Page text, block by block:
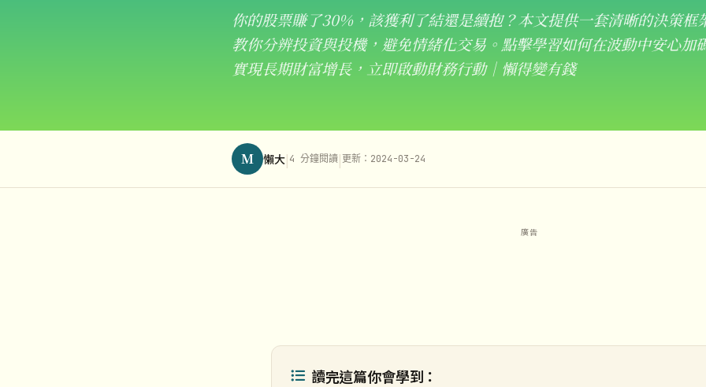
你的股票賺了30%，該獲利了結還是續抱？本文提供一套清晰的決策框
教你分辨投資與投機，避免情緒化交易。點擊學習如何在波動中安心加
實現長期財富增長，立即啟動財務行動｜懶得變有錢
M 懶大|4 分鐘閱讀|更新：2024-03-24
讀完這篇你會學到：